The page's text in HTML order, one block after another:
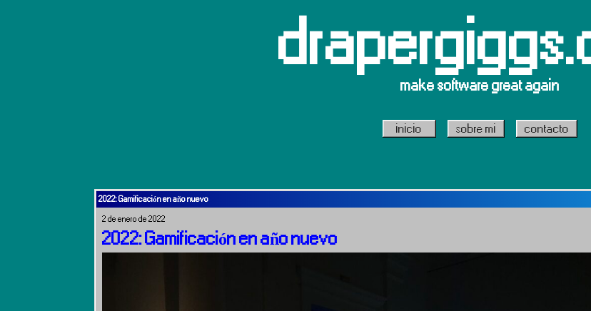
make software great again
inicio sobre mi contacto
2022: Gamificación en año nuevo
2 de enero de 2022
2022: Gamificación en año nuevo